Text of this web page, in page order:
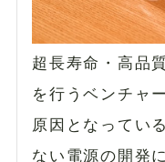
超長寿命・高品
を行うベンチャ
原因となってい
ない電源の開発